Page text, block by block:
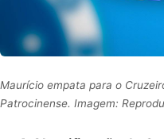
Maurício empata para o
Patrocinense. Imagem: